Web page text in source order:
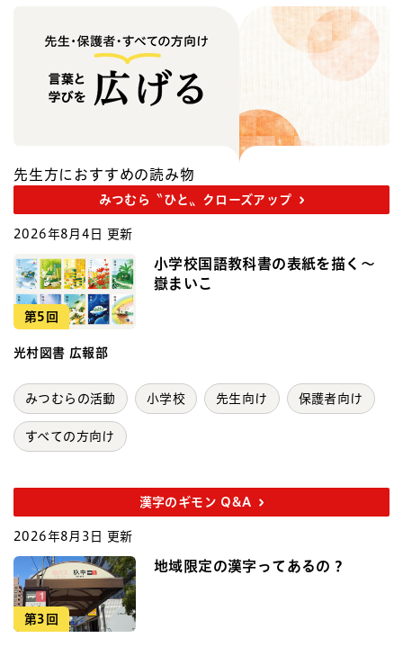
先生方におすすめの読み物
みつむら〝ひと〟クローズアップ
2026年8月4日 更新
第5回
小学校国語教科書の表紙を描く～
嶽まいこ
光村図書 広報部
みつむらの活動 小学校 先生向け 保護者向け
すべての方向け
漢字のギモン Q&A
2026年8月3日 更新
第3回
地域限定の漢字ってあるの？